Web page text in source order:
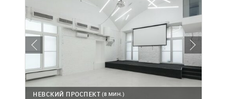
(8 МИН.)
НЕВСКИЙ ПРОСПЕКТ